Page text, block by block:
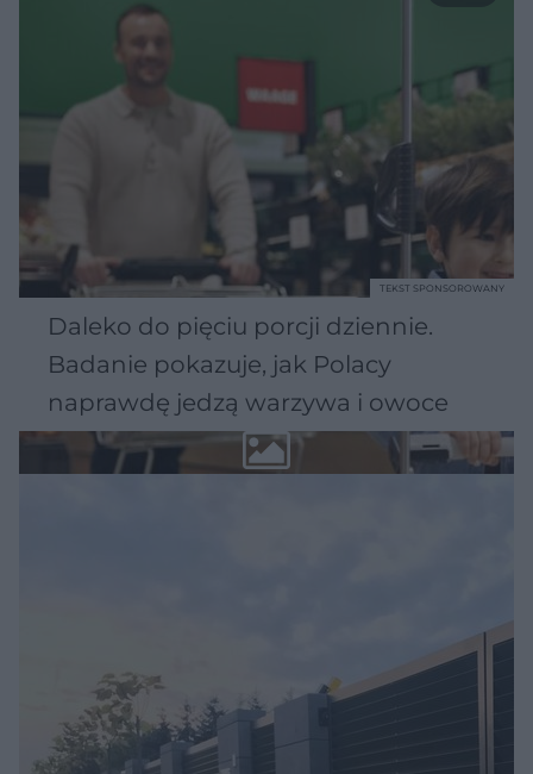
Daleko do pięciu porcji dziennie.
Badanie pokazuje, jak Polacy
naprawdę jedzą warzywa i owoce
TEKST SPONSOROWANY